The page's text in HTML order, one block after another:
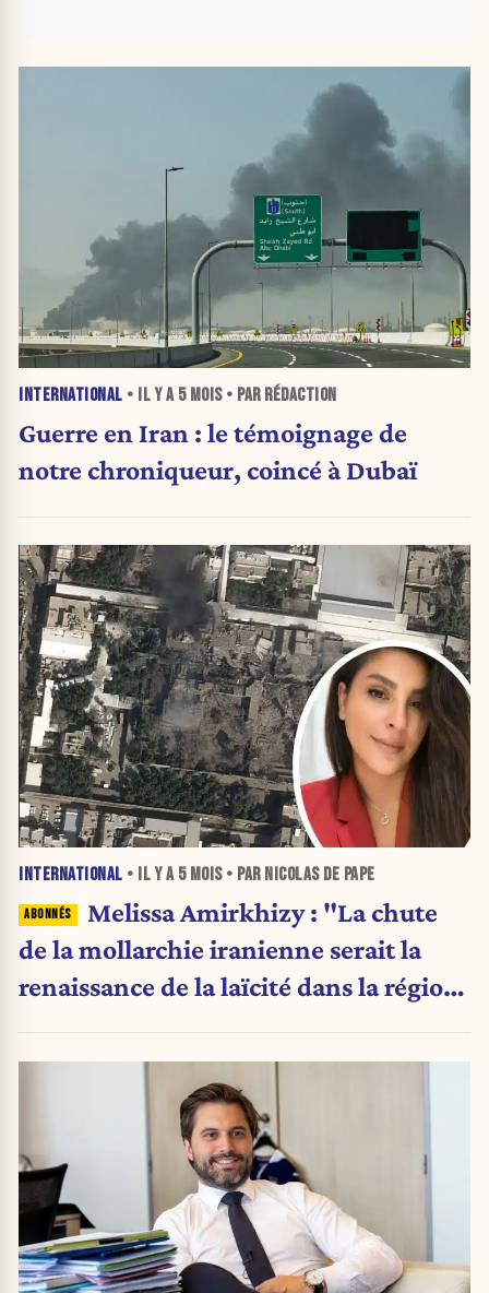
INTERNATIONAL • IL Y A 5 MOIS• PAR RÉDACTION
Guerre en Iran : le témoignage de
notre chroniqueur, coincé à Dubaï
INTERNATIONAL • IL Y A 5 MOIS• PAR NICOLAS DE PAPE
Melissa Amirkhizy : "La chute
de la mollarchie iranienne serait la
renaissance de la laïcité dans la région
l’islam politique"